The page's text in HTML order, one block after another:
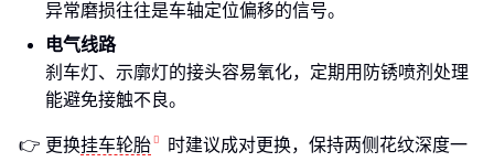
异常磨损往往是车轴定位偏移的信号。
电气线路
刹车灯、示廓灯的接头容易氧化，定期用防锈喷剂处理
能避免接触不良。
👉 更换挂车轮胎
时建议成对更换，保持两侧花纹深度一